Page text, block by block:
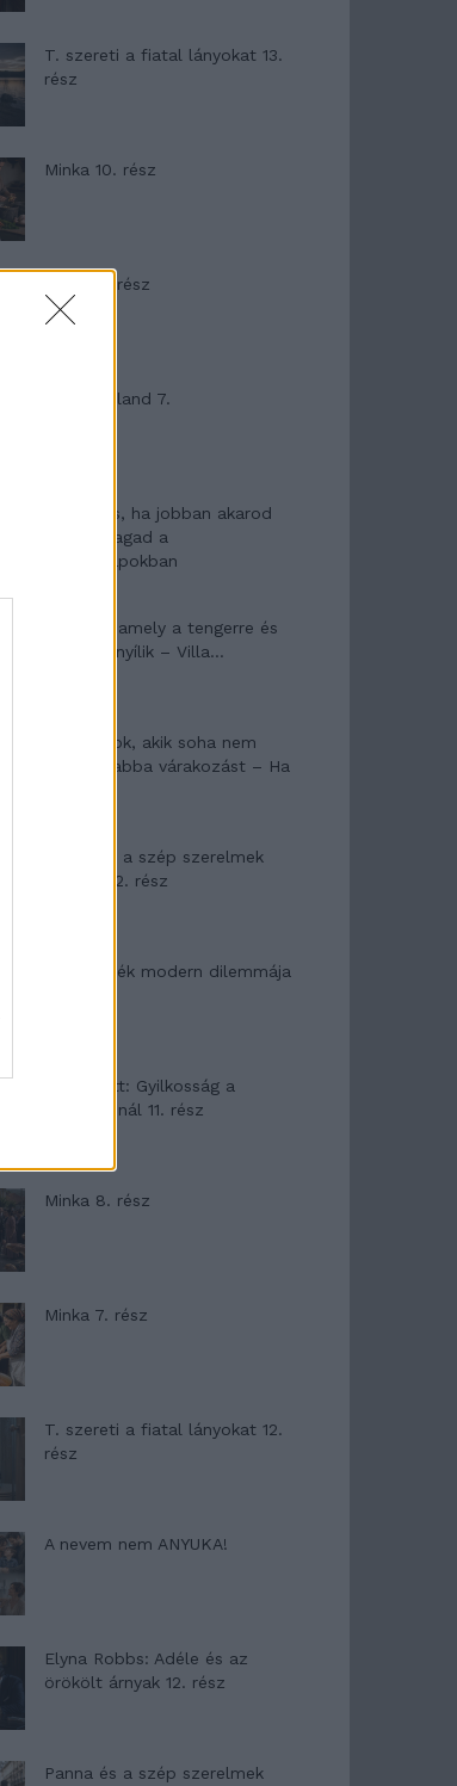
T. szereti a fiatal lányokat 13.
rész
Minka 10. rész
Minka 9. rész
Máltai kaland 7.
10 tanács, ha jobban akarod
érezni magad a
hétköznapokban
Egy ház, amely a tengerre és
a fényre nyílik – Villa...
A családok, akik soha nem
hagyták abba várakozást – Ha
Panna és a szép szerelmek
mítosza 2. rész
Az ereklyék modern dilemmája
T. Barnett: Gyilkosság a
Garda-tónál 11. rész
Minka 8. rész
Minka 7. rész
T. szereti a fiatal lányokat 12.
rész
A nevem nem ANYUKA!
Elyna Robbs: Adéle és az
örökölt árnyak 12. rész
Panna és a szép szerelmek